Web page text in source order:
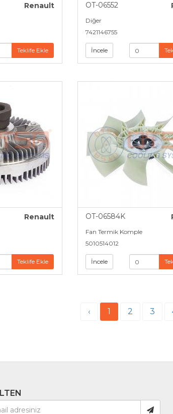
Renault
Teklife Ekle
OT-06552
Diğer
7421146755
İncele
Renault
Teklife Ekle
OT-06584K
Fan Termik Komple
5010514012
İncele
‹ 1 2 3